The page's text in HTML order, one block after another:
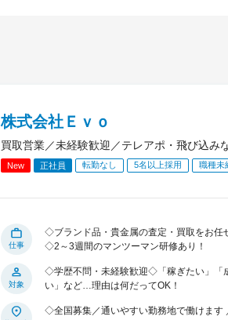
株式会社Ｅｖｏ
買取営業／未経験歓迎／テレアポ・飛び込み
New 正社員 転勤なし 5名以上採用 職種未
仕事
◇ブランド品・貴金属の査定・買取をお任
◇2～3週間のマンツーマン研修あり！
対象
◇学歴不問・未経験歓迎◇「稼ぎたい」「
い」など…理由は何だってOK！
◇全国募集／通いやすい勤務地で働けます